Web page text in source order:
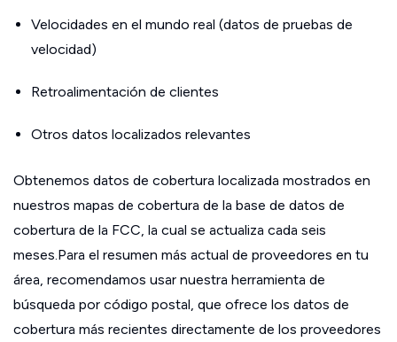
Velocidades en el mundo real (datos de pruebas de
velocidad)
Retroalimentación de clientes
Otros datos localizados relevantes
Obtenemos datos de cobertura localizada mostrados en
nuestros mapas de cobertura de la base de datos de
cobertura de la FCC, la cual se actualiza cada seis
meses.Para el resumen más actual de proveedores en tu
área, recomendamos usar nuestra herramienta de
búsqueda por código postal, que ofrece los datos de
cobertura más recientes directamente de los proveedores